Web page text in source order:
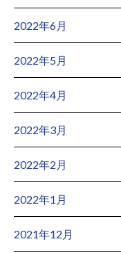
2022年6月
2022年5月
2022年4月
2022年3月
2022年2月
2022年1月
2021年12月